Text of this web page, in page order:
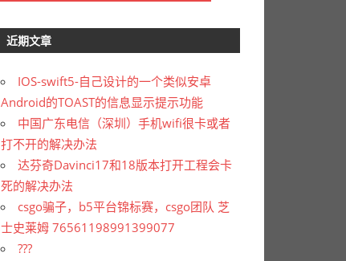
近期文章
IOS-swift5-自己设计的一个类似安卓
Android的TOAST的信息显示提示功能
中国广东电信（深圳）手机wifi很卡或者
打不开的解决办法
达芬奇Davinci17和18版本打开工程会卡
死的解决办法
csgo骗子，b5平台锦标赛，csgo团队 芝
士史莱姆 76561198991399077
???